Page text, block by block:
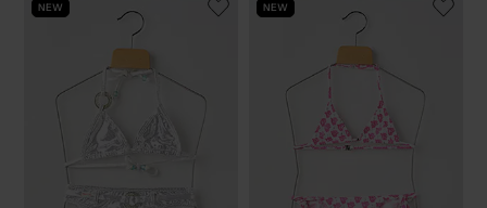
NEW NEW